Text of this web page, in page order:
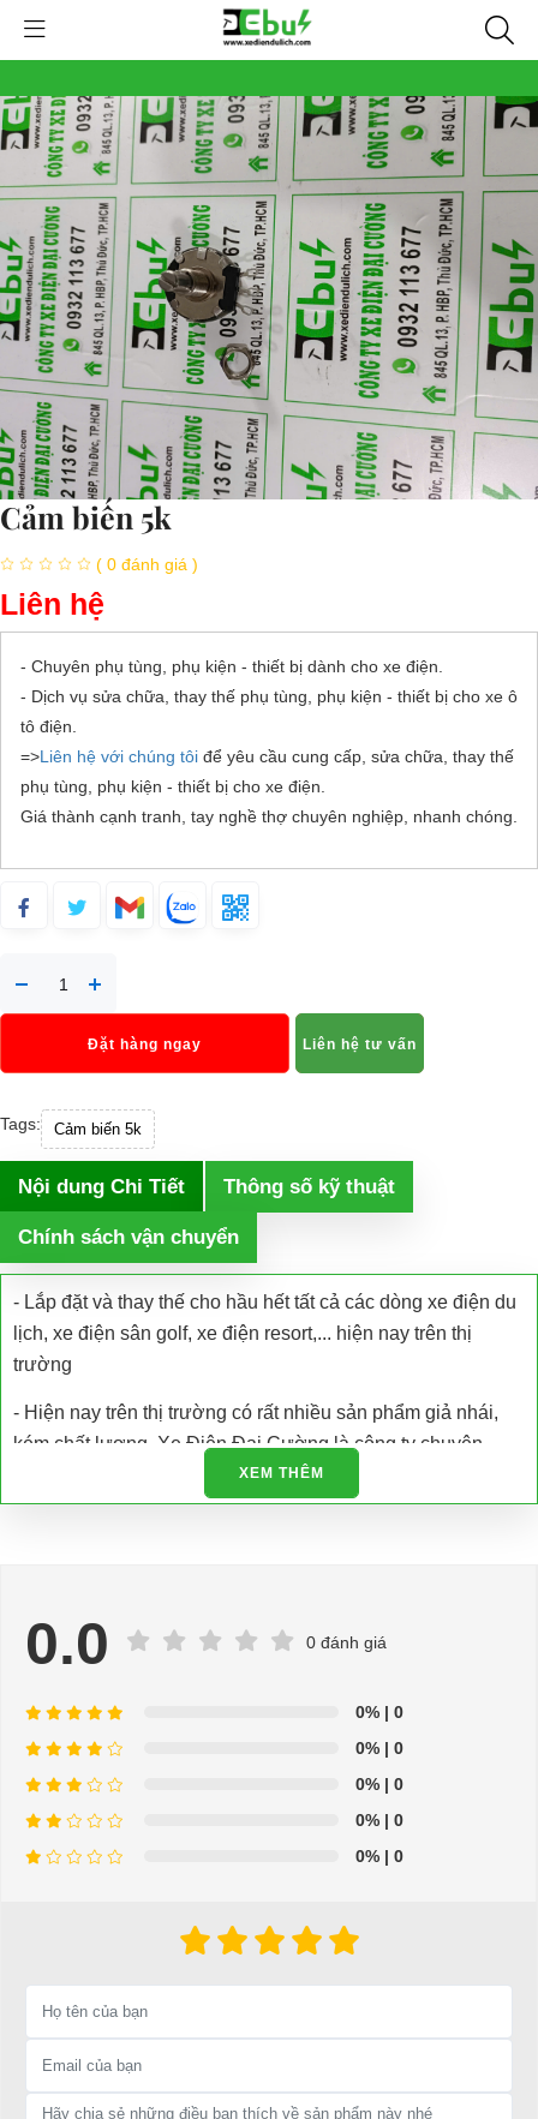
Cảm biến 5k
( 0 đánh giá )
Liên hệ
- Chuyên phụ tùng, phụ kiện - thiết bị dành cho xe điện.
- Dịch vụ sửa chữa, thay thế phụ tùng, phụ kiện - thiết bị cho xe ô
tô điện.
=>Liên hệ với chúng tôi để yêu cầu cung cấp, sửa chữa, thay thế
phụ tùng, phụ kiện - thiết bị cho xe điện.
Giá thành cạnh tranh, tay nghề thợ chuyên nghiệp, nhanh chóng.
Đặt hàng ngay Liên hệ tư vấn
Tags: Cảm biến 5k
Nội dung Chi Tiết Thông số kỹ thuật
Chính sách vận chuyển
- Lắp đặt và thay thế cho hầu hết tất cả các dòng xe điện du
lịch, xe điện sân golf, xe điện resort,... hiện nay trên thị
trường
- Hiện nay trên thị trường có rất nhiều sản phẩm giả nhái,
kém chất lượng. Xe Điện Đại Cường là công ty chuyên
nhập khẩu các loại xe điện và phụ tùng xe điện trực tiếp tại
nhà máy sản xuất đảm bảo chất lượng và có giấy tờ được
- Hỗ trợ giải đáp các vấn đề liên quan đến xe điện miễn phí
- Chuyên phụ tùng, phụ kiện - thiết bị dành cho xe điện.
- Dịch vụ sửa chữa, thay thế phụ tùng, phụ kiện - thiết bị cho
xe ô tô điện.
thay thế phụ tùng, phụ kiện - thiết bị cho xe điện. Giá thành
Hân hạnh được phục vụ mọi người
LIÊN HỆ CÔNG TY:Công ty TNHH TM DV XNK
XEM THÊM
0.0 0 đánh giá
0% | 0
0% | 0
0% | 0
0% | 0
0% | 0